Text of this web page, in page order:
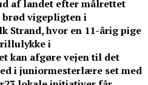
af landet efter målrettet
vigepligten i
Strand, hvor en 11-årig pige
i
kan afgøre vejen til det
i juniormesterlære set med